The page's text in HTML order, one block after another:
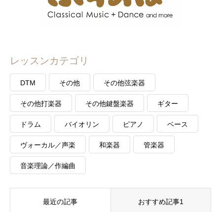
レッスンカテゴリ
DTM その他 その他弦楽器
その他打楽器 その他鍵盤楽器 ギター
ドラム バイオリン ピアノ ベース
ヴォーカル／声楽 和楽器 管楽器
音楽理論／作編曲
最近の記事 おすすめ記事1